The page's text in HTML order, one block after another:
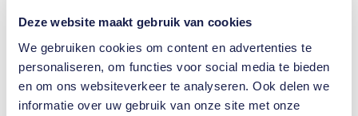
Deze website maakt gebruik van cookies
We gebruiken cookies om content en advertenties te
personaliseren, om functies voor social media te bieden
en om ons websiteverkeer te analyseren. Ook delen we
informatie over uw gebruik van onze site met onze
Welke Nederlanders hebben er
ooit meegedaan aan de